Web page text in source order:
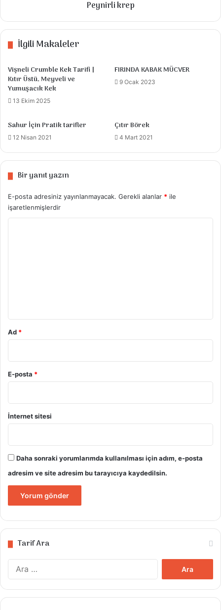
ekleyip dinlendiriyoruz
karıştırıp tuzunu kontrol ediyoruz
yağlanmış tepsiye dizip 200 derecede
pişiriyoruz Pişmeye yakın üzerine tereyağ
sürüyoruz
Peynirli krep
İlgili Makaleler
Vişneli Crumble Kek Tarifi |
Kıtır Üstü, Meyveli ve
Yumuşacık Kek
13 Ekim 2025
FIRINDA KABAK MÜCVER
9 Ocak 2023
Sahur İçin Pratik tarifler
12 Nisan 2021
Çıtır Börek
4 Mart 2021
Bir yanıt yazın
E-posta adresiniz yayınlanmayacak. Gerekli alanlar * ile
işaretlenmişlerdir
Ad *
E-posta *
İnternet sitesi
Daha sonraki yorumlarımda kullanılması için adım, e-posta
adresim ve site adresim bu tarayıcıya kaydedilsin.
Tarif Ara